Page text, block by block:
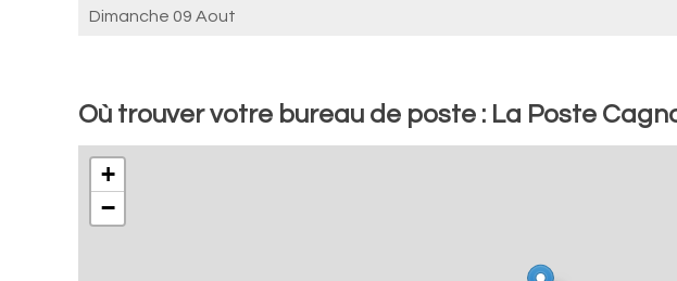
Dimanche 09 Aout
Où trouver votre bureau de poste : La Poste
+
−